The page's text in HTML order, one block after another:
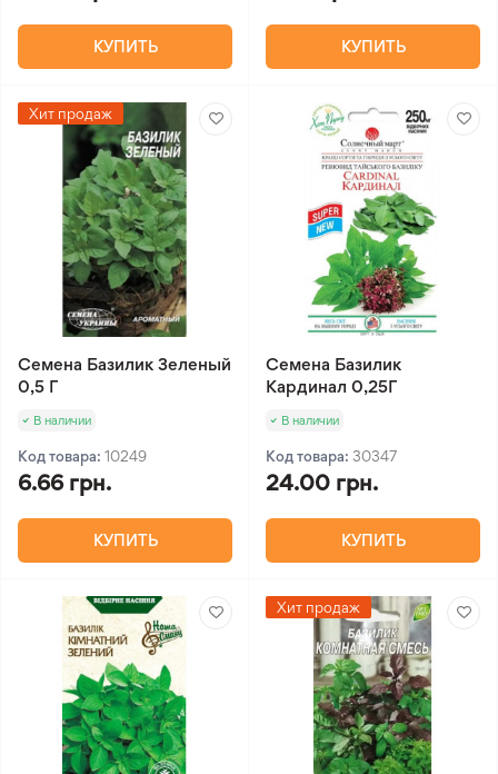
КУПИТЬ КУПИТЬ
Хит продаж
Семена Базилик Зеленый
0,5 Г
В наличии
Код товара: 10249
6.66 грн.
КУПИТЬ
Семена Базилик
Кардинал 0,25Г
В наличии
Код товара: 30347
24.00 грн.
КУПИТЬ
Хит продаж